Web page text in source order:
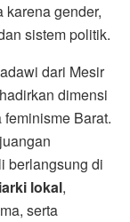
gender,
sistem politik.
dari Mesir
dimensi
Barat.
berlangsung di
lokal,
serta